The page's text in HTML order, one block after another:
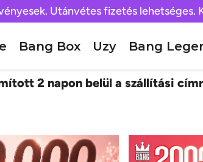
Utánvétes fizetés lehetséges.
Bang Box Uzy Bang
2 napon belül a szállítási